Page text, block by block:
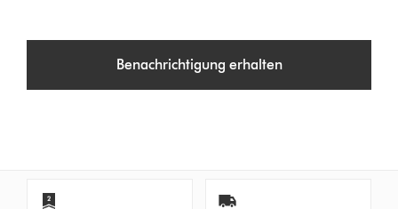
Benachrichtigung erhalten